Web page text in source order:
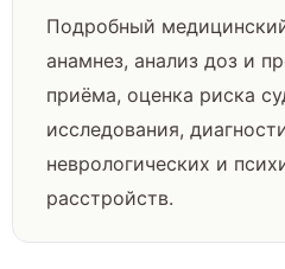
Подробный
анамнез, анализ доз и
приёма, оценка риска
исследования,
неврологических и
расстройств.